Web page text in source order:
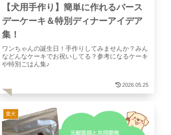
【犬用手作り】簡単に作れるバース
デーケーキ＆特別ディナーアイデア
集！
ワンちゃんの誕生日！手作りしてみませんか？みん
などんなケーキでお祝いしてる？参考になるケーキ
や特別ごはん集♪
2026.05.25
愛犬